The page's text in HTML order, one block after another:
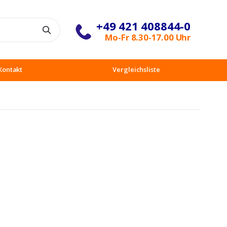
+49 421 408844-0
Mo-Fr 8.30-17.00 Uhr
Vergleichsliste